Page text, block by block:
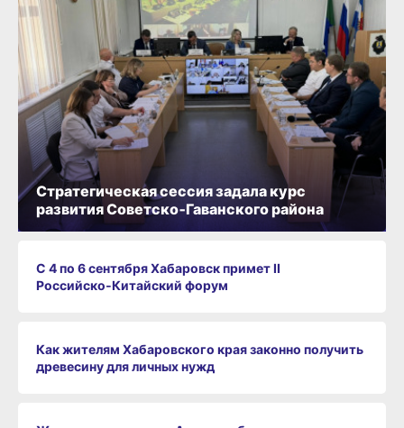
С 4 по 6 сентября Хабаровск примет II
Российско‑Китайский форум
Как жителям Хабаровского края законно получить
древесину для личных нужд
Стратегическая сессия задала курс
развития Советско‑Гаванского района